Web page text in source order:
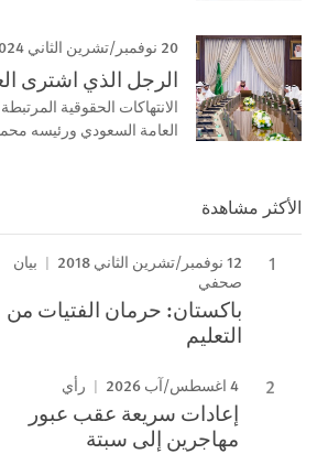
20 نوفمبر/تشرين الثاني 2024
الرجل الذي اشترى
الانتهاكات الحقوقية
العامة السعودي ورئيسه
الأكثر مشاهدة
12 نوفمبر/تشرين الثاني 2018
بيان
صحفي
باكستان: حرمان الفتيات من
التعليم
4 اغسطس/آب 2026 رأي
إعادات سريعة عقب عبور
مهاجرين إلى سبتة